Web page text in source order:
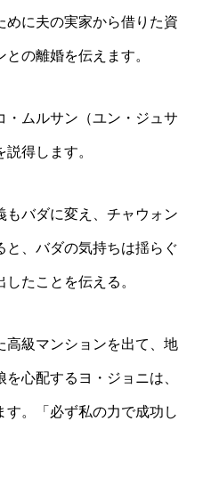
めに夫の実家から借りた資
の離婚を伝えます。
・ムルサン（ユン・ジュサ
得します。
もバダに変え、チャウォン
と、バダの気持ちは揺らぐ
たことを伝える。
高級マンションを出て、地
心配するヨ・ジョニは、
。「必ず私の力で成功し